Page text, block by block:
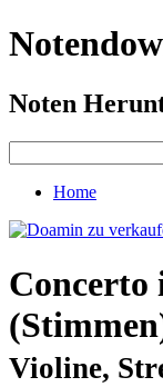
Noten
Home
Concerto
Violine,